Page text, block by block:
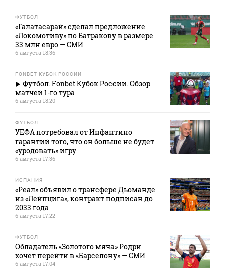
ФУТБОЛ
«Галатасарай» сделал предложение
«Локомотиву» по Батракову в размере
33 млн евро — СМИ
6 августа 18:36
FONBET КУБОК РОССИИ
Футбол. Fonbet Кубок России. Обзор
матчей 1-го тура
6 августа 18:20
ФУТБОЛ
УЕФА потребовал от Инфантино
гарантий того, что он больше не будет
«уродовать» игру
6 августа 17:36
ИСПАНИЯ
«Реал» объявил о трансфере Дьоманде
из «Лейпцига», контракт подписан до
2033 года
6 августа 17:22
ФУТБОЛ
Обладатель «Золотого мяча» Родри
хочет перейти в «Барселону» — СМИ
6 августа 17:04